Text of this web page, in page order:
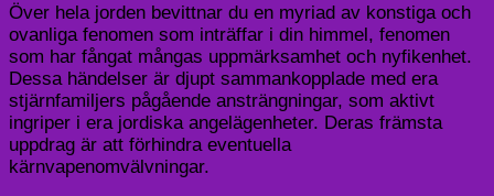
Över hela jorden bevittnar du en myriad av konstiga och
ovanliga fenomen som inträffar i din himmel, fenomen
som har fångat mångas uppmärksamhet och nyfikenhet.
Dessa händelser är djupt sammankopplade med era
stjärnfamiljers pågående ansträngningar, som aktivt
ingriper i era jordiska angelägenheter. Deras främsta
uppdrag är att förhindra eventuella
kärnvapenomvälvningar.